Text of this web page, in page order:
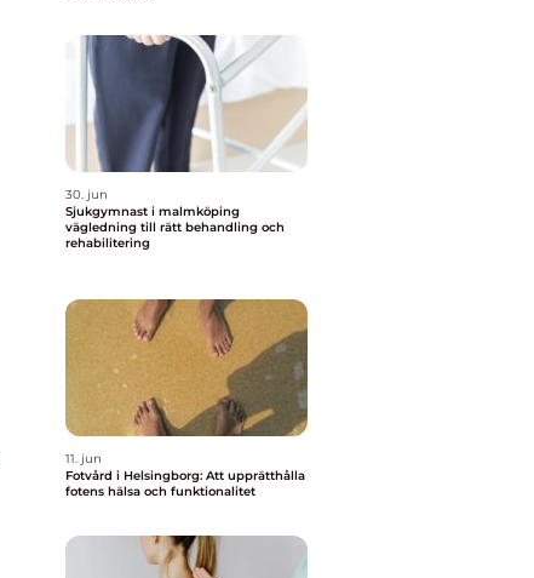
30. jun
Sjukgymnast i malmköping
vägledning till rätt behandling och
rehabilitering
11. jun
Fotvård i Helsingborg: Att upprätthålla
fotens hälsa och funktionalitet